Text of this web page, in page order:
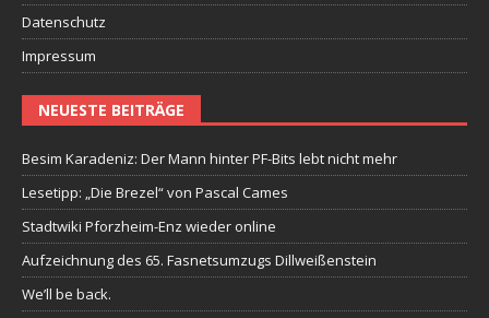
Datenschutz
Impressum
NEUESTE BEITRÄGE
Besim Karadeniz: Der Mann hinter PF-Bits lebt nicht mehr
Lesetipp: „Die Brezel“ von Pascal Cames
Stadtwiki Pforzheim-Enz wieder online
Aufzeichnung des 65. Fasnetsumzugs Dillweißenstein
We’ll be back.